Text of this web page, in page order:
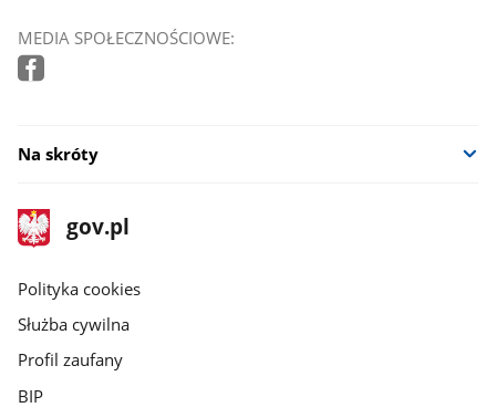
MEDIA SPOŁECZNOŚCIOWE:
Na skróty
stopka
gov.pl
Strona
gov.pl
gov.pl
Polityka cookies
Służba cywilna
Profil zaufany
BIP